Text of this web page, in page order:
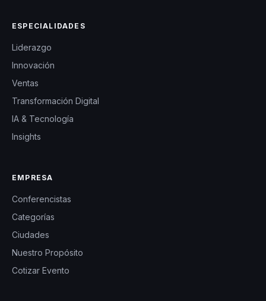
ESPECIALIDADES
Liderazgo
Innovación
Ventas
Transformación Digital
IA & Tecnología
Insights
EMPRESA
Conferencistas
Categorías
Ciudades
Nuestro Propósito
Cotizar Evento